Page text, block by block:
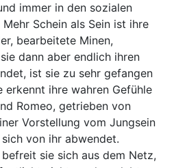
immer in den sozialen
Schein als Sein ist ihre
bearbeitete Minen,
dann aber endlich ihren
ist sie zu sehr gefangen
erkennt ihre wahren Gefühle
Romeo, getrieben von
Vorstellung vom Jungsein
von ihr abwendet.
sie sich aus dem Netz,